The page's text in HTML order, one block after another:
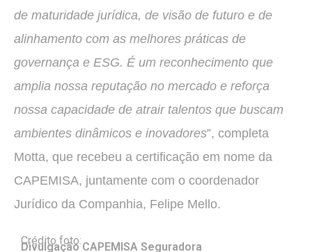
de maturidade jurídica, de visão de futuro e de
alinhamento com as melhores práticas de
governança e ESG. É um reconhecimento que
amplia nossa reputação no mercado e reforça
nossa capacidade de atrair talentos que buscam
ambientes dinâmicos e inovadores”, completa
Motta, que recebeu a certificação em nome da
CAPEMISA, juntamente com o coordenador
Jurídico da Companhia, Felipe Mello.
Crédito foto:
Divulgação CAPEMISA Seguradora